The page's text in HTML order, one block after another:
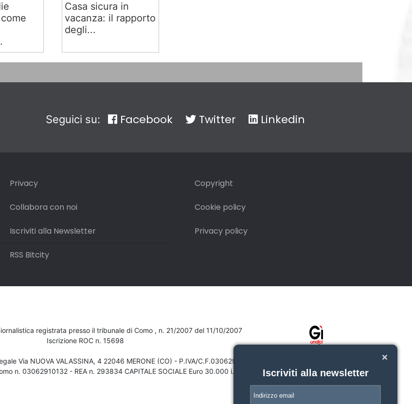
Casa sicura in
vacanza: il rapporto
degli...
Seguici su: Facebook Twitter Linkedin
Privacy
Collabora con noi
Iscriviti alla Newsletter
RSS Bitcity
Copyright
Cookie policy
Privacy policy
registrata presso il tribunale di Como , n. 21/2007 del 11/10/2007
Iscrizione ROC n. 15698
Via NUOVA VALASSINA, 4 22046 MERONE (CO) - P.IVA/C.F.03062910132
n. 03062910132 - REA n. 293834 CAPITALE SOCIALE Euro 30.000 i.v.
Iscriviti alla newsletter